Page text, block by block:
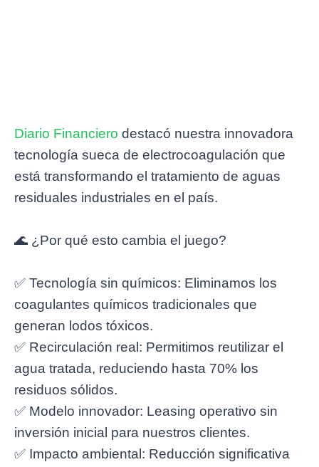
Diario Financiero destacó nuestra innovadora
tecnología sueca de electrocoagulación que
está transformando el tratamiento de aguas
residuales industriales en el país.
🌊 ¿Por qué esto cambia el juego?
✅ Tecnología sin químicos: Eliminamos los
coagulantes químicos tradicionales que
generan lodos tóxicos.
✅ Recirculación real: Permitimos reutilizar el
agua tratada, reduciendo hasta 70% los
residuos sólidos.
✅ Modelo innovador: Leasing operativo sin
inversión inicial para nuestros clientes.
✅ Impacto ambiental: Reducción significativa